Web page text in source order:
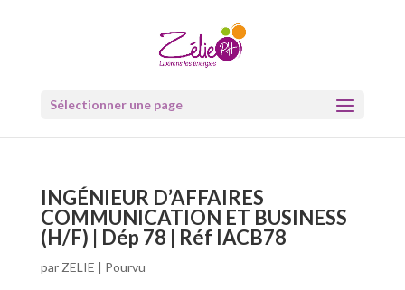
Sélectionner une page
INGÉNIEUR D’AFFAIRES
COMMUNICATION ET BUSINESS
(H/F) | Dép 78 | Réf IACB78
par ZELIE | Pourvu